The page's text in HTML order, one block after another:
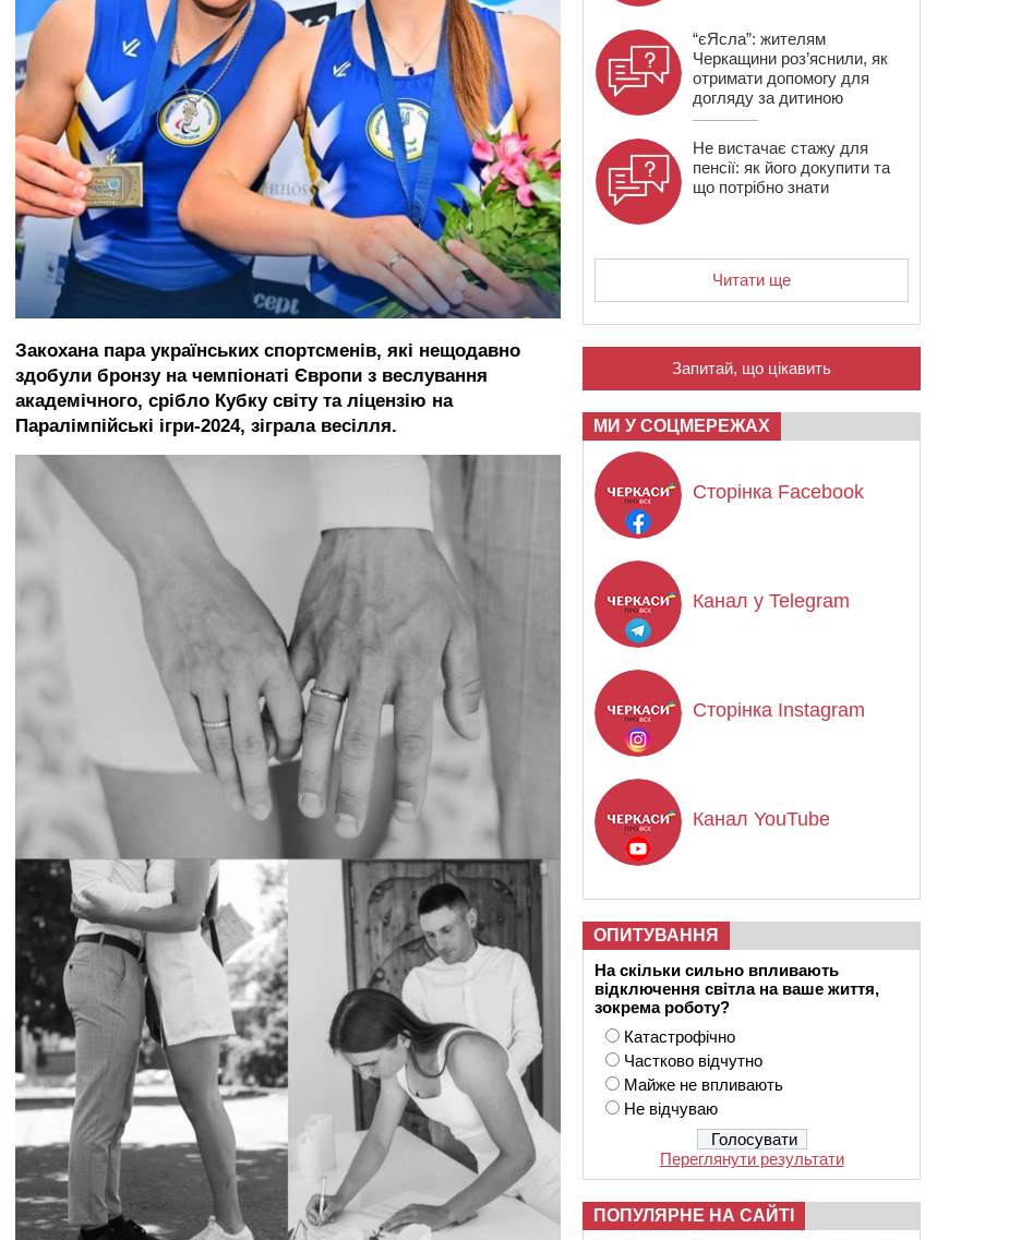
Закохана пара українських спортсменів, які нещодавно
здобули бронзу на чемпіонаті Європи з веслування
академічного, срібло Кубку світу та ліцензію на
Паралімпійські ігри-2024, зіграла весілля.
“єЯсла”: жителям
Черкащини роз’яснили, як
отримати допомогу для
догляду за дитиною
Не вистачає стажу для
пенсії: як його докупити та
що потрібно знати
Читати ще
Запитай, що цікавить
МИ У СОЦМЕРЕЖАХ
Сторінка Facebook
Канал у Telegram
Сторінка Instagram
Канал YouTube
ОПИТУВАННЯ
На скільки сильно впливають
відключення світла на ваше життя,
зокрема роботу?
Катастрофічно
Частково відчутно
Майже не впливають
Не відчуваю
Переглянути результати
ПОПУЛЯРНЕ НА САЙТІ